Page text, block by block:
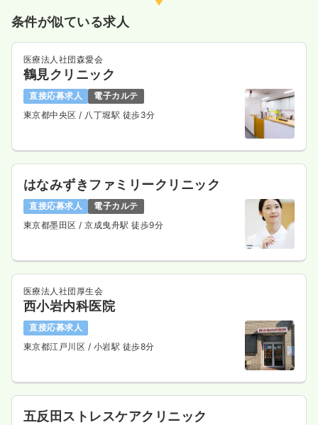
月給35万円以上可
2交代（常勤）
給与 35.1万円/月 賞与3.5ヶ月
年間休日123日
4週8休以上
担当業務未経験可
ブランク可
月給40万円以上可
気になる
その他正看護師 一般病院
日勤のみ（常勤）
給与 29.4万円〜
※経験5年の例
年間休日123日
4週8休以上
担当業務未経験可
ブランク可
月給29万円以上可
条件が似ている求人
医療法人社団森愛会
鶴見クリニック
直接応募求人
電子カルテ
東京都中央区 / 八丁堀駅 徒歩3分
はなみずきファミリークリニック
直接応募求人
電子カルテ
東京都墨田区 / 京成曳舟駅 徒歩9分
医療法人社団厚生会
西小岩内科医院
直接応募求人
東京都江戸川区 / 小岩駅 徒歩8分
五反田ストレスケアクリニック